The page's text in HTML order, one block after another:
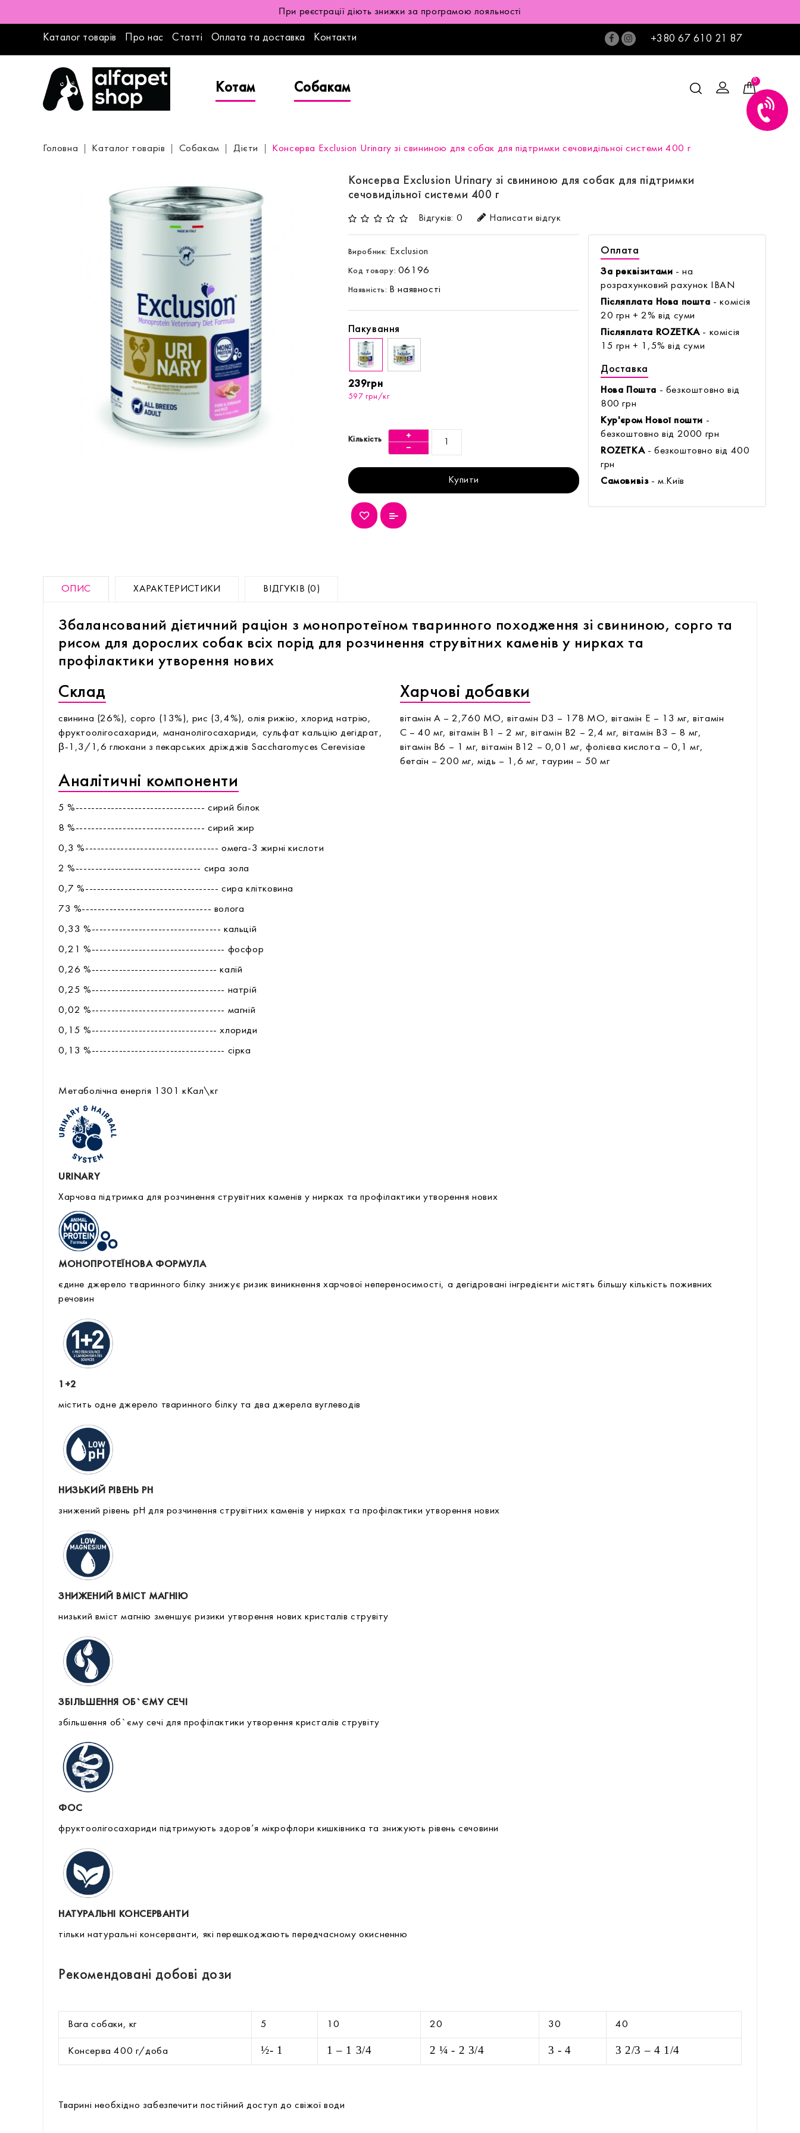
При реєстрації діють знижки за програмою лояльності
Каталог товарів Про нас Статті Оплата та доставка Контакти +380 67 610 21 87
0
Котам Собакам
Головна Каталог товарів Собакам Дієти Консерва Exclusion Urinary зі свининою для собак для підтримки сечовидільної системи 400 г
Консерва Exclusion Urinary зі свининою для собак для підтримки
сечовидільної системи 400 г
Відгуків: 0 Написати відгук
Виробник: Exclusion
Код товару: 06196
Наявність: В наявності
Пакування
239грн
597 грн/кг
Кількість
Купити
Оплата
За реквізитами - на
розрахунковий рахунок IBAN
Післяплата Нова пошта - комісія
20 грн + 2% від суми
Післяплата ROZETKA- комісія
15 грн + 1,5% від суми
Доставка
Нова Пошта - безкоштовно від
800 грн
Кур'єром Нової пошти -
безкоштовно від 2000 грн
ROZETKA- безкоштовно від 400
грн
Самовивіз- м.Київ
ОПИС ХАРАКТЕРИСТИКИ ВІДГУКІВ (0)
Збалансований дієтичний раціон з монопротеїном тваринного походження зі свининою, сорго та
рисом для дорослих собак всіх порід для розчинення струвітних каменів у нирках та
профілактики утворення нових
Склад
свинина (26%), сорго (13%), рис (3,4%), олія рижію, хлорид натрію,
фруктоолігосахариди, мананолігосахариди, сульфат кальцію дегідрат,
β-1,3/1,6 глюкани з пекарських дріжджів Saccharomyces Cerevisiae
Харчові добавки
вітамін А – 2,760 МО, вітамін D3 – 178 МО, вітамін Е – 13 мг, вітамін
С – 40 мг, вітамін В1 – 2 мг, вітамін В2 – 2,4 мг, вітамін В3 – 8 мг,
вітамін В6 – 1 мг, вітамін В12 – 0,01 мг, фолієва кислота – 0,1 мг,
бетаїн – 200 мг, мідь – 1,6 мг, таурин – 50 мг
Аналітичні компоненти
5 %--------------------------------- сирий білок
8 %--------------------------------- сирий жир
0,3 %---------------------------------- омега-3 жирні кислоти
2 %-------------------------------- сира зола
0,7 %---------------------------------- сира клітковина
73 %--------------------------------- волога
0,33 %--------------------------------- кальцій
0,21 %---------------------------------- фосфор
0,26 %-------------------------------- калій
0,25 %---------------------------------- натрій
0,02 %---------------------------------- магній
0,15 %-------------------------------- хлориди
0,13 %---------------------------------- сірка
Метаболічна енергія 1301 кКал\кг
URINARY
Харчова підтримка для розчинення струвітних каменів у нирках та профілактики утворення нових
МОНОПРОТЕЇНОВА ФОРМУЛА
єдине джерело тваринного білку знижує ризик виникнення харчової непереносимості, а дегідровані інгредієнти містять більшу кількість поживних
речовин
1+2
містить одне джерело тваринного білку та два джерела вуглеводів
НИЗЬКИЙ РІВЕНЬ РН
знижений рівень рН для розчинення струвітних каменів у нирках та профілактики утворення нових
ЗНИЖЕНИЙ ВМІСТ МАГНІЮ
низький вміст магнію зменшує ризики утворення нових кристалів струвіту
ЗБІЛЬШЕННЯ ОБ`ЄМУ СЕЧІ
збільшення об`єму сечі для профілактики утворення кристалів струвіту
ФОС
фруктоолігосахариди підтримують здоров’я мікрофлори кишківника та знижують рівень сечовини
НАТУРАЛЬНІ КОНСЕРВАНТИ
тільки натуральні консерванти, які перешкоджають передчасному окисненню
Рекомендовані добові дози
Вага собаки, кг 5 10 20 30 40
Консерва 400 г/доба ½- 1 1 – 1 3/4 2 ¼ - 2 3/4 3 - 4 3 2/3 – 4 1/4
Тварині необхідно забезпечити постійний доступ до свіжої води